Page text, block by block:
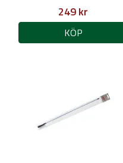
249 kr
KÖP